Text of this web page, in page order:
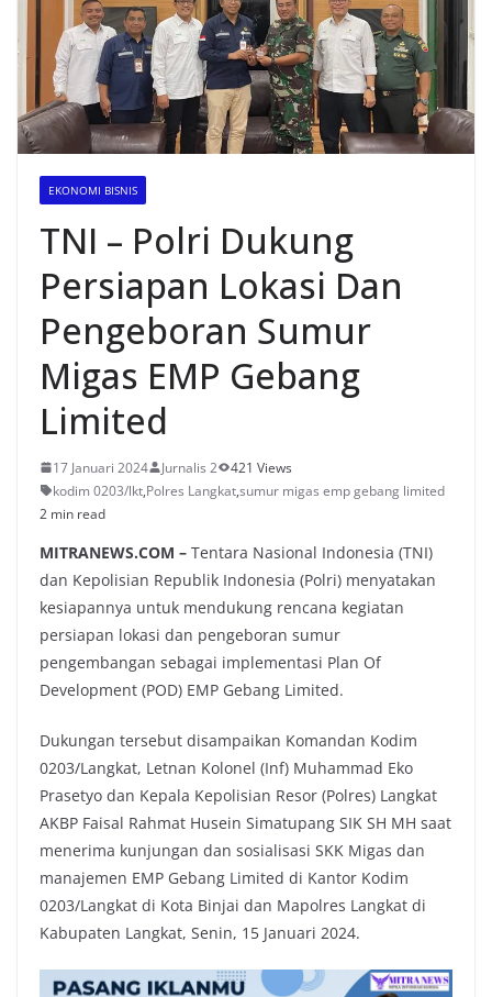
EKONOMI BISNIS
TNI – Polri Dukung
Persiapan Lokasi Dan
Pengeboran Sumur
Migas EMP Gebang
Limited
17 Januari 2024 Jurnalis 2
421 Views
kodim 0203/lkt,Polres Langkat,sumur migas emp gebang limited
2 min read
MITRANEWS.COM – Tentara Nasional Indonesia (TNI)
dan Kepolisian Republik Indonesia (Polri) menyatakan
kesiapannya untuk mendukung rencana kegiatan
persiapan lokasi dan pengeboran sumur
pengembangan sebagai implementasi Plan Of
Development (POD) EMP Gebang Limited.
Dukungan tersebut disampaikan Komandan Kodim
0203/Langkat, Letnan Kolonel (Inf) Muhammad Eko
Prasetyo dan Kepala Kepolisian Resor (Polres) Langkat
AKBP Faisal Rahmat Husein Simatupang SIK SH MH saat
menerima kunjungan dan sosialisasi SKK Migas dan
manajemen EMP Gebang Limited di Kantor Kodim
0203/Langkat di Kota Binjai dan Mapolres Langkat di
Kabupaten Langkat, Senin, 15 Januari 2024.